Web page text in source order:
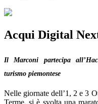
Acqui Digital
Il Marconi partecipa
turismo piemontese
Nelle giornate dell’1, 2 e 3
Terme, si è svolta una